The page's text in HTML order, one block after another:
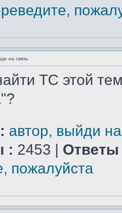
на связь
ТС этой
автор, выйди
: 2453 | Ответы
пожалуйста